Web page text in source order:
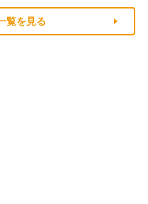
覧を見る